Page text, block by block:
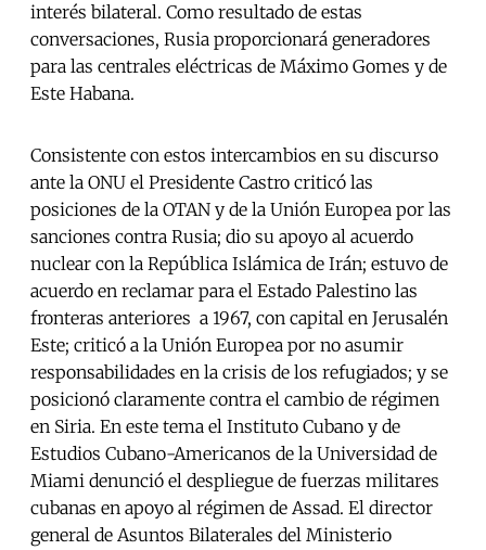
interés bilateral. Como resultado de estas
conversaciones, Rusia proporcionará generadores
para las centrales eléctricas de Máximo Gomes y de
Este Habana.
Consistente con estos intercambios en su discurso
ante la ONU el Presidente Castro criticó las
posiciones de la OTAN y de la Unión Europea por las
sanciones contra Rusia; dio su apoyo al acuerdo
nuclear con la República Islámica de Irán; estuvo de
acuerdo en reclamar para el Estado Palestino las
fronteras anteriores a 1967, con capital en Jerusalén
Este; criticó a la Unión Europea por no asumir
responsabilidades en la crisis de los refugiados; y se
posicionó claramente contra el cambio de régimen
en Siria. En este tema el Instituto Cubano y de
Estudios Cubano-Americanos de la Universidad de
Miami denunció el despliegue de fuerzas militares
cubanas en apoyo al régimen de Assad. El director
general de Asuntos Bilaterales del Ministerio